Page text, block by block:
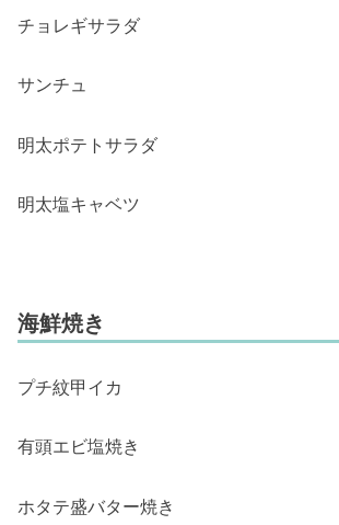
チョレギサラダ
サンチュ
明太ポテトサラダ
明太塩キャベツ
海鮮焼き
プチ紋甲イカ
有頭エビ塩焼き
ホタテ盛バター焼き